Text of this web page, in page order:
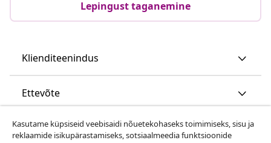
Lepingust taganemine
Klienditeenindus
Ettevõte
vidaXL
Kasutame küpsiseid veebisaidi nõuetekohaseks toimimiseks, sisu ja
reklaamide isikupärastamiseks, sotsiaalmeedia funktsioonide